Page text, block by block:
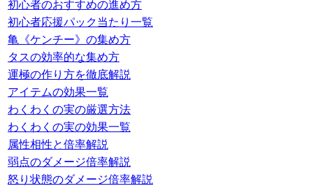
初心者のおすすめの進め方
初心者応援パック当たり一覧
亀《ケンチー》の集め方
タスの効率的な集め方
運極の作り方を徹底解説
アイテムの効果一覧
わくわくの実の厳選方法
わくわくの実の効果一覧
属性相性と倍率解説
弱点のダメージ倍率解説
怒り状態のダメージ倍率解説